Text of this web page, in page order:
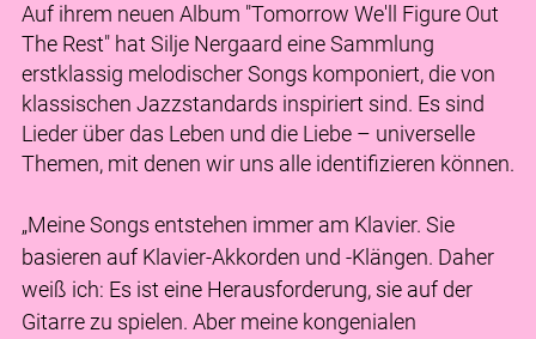
Auf ihrem neuen Album "Tomorrow We'll Figure Out
The Rest" hat Silje Nergaard eine Sammlung
erstklassig melodischer Songs komponiert, die von
klassischen Jazzstandards inspiriert sind. Es sind
Lieder über das Leben und die Liebe – universelle
Themen, mit denen wir uns alle identifizieren können.
„Meine Songs entstehen immer am Klavier. Sie
basieren auf Klavier-Akkorden und -Klängen. Daher
weiß ich: Es ist eine Herausforderung, sie auf der
Gitarre zu spielen. Aber meine kongenialen